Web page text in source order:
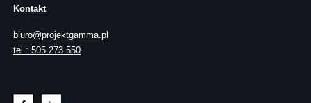
Kontakt
biuro@projektgamma.pl
tel.: 505 273 550